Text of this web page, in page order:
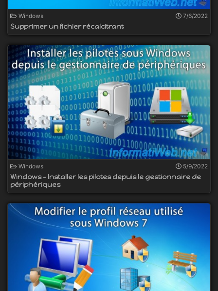
Windows 7/6/2022
Supprimer un fichier récalcitrant
Windows 5/9/2022
Windows - Installer les pilotes depuis le gestionnaire de
périphériques